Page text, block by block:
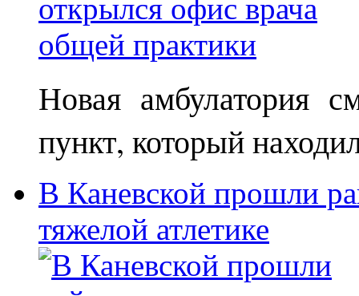
Новая амбулатория
пункт, который
В Каневской прошли
тяжелой атлетике